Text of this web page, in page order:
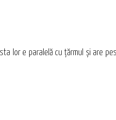
lor e paralelă cu ţărmul şi are